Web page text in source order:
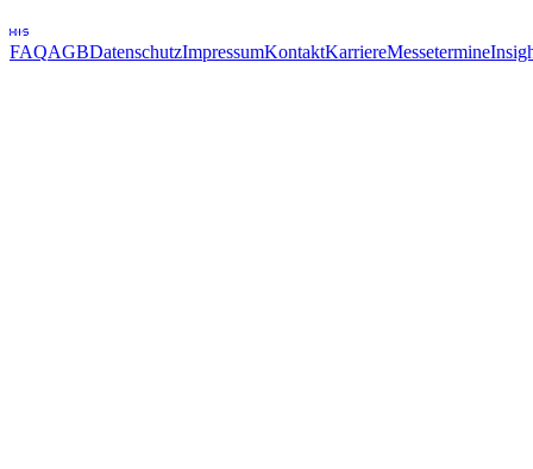
FAQAGBDatenschutzImpressumKontaktKarriereMessetermine